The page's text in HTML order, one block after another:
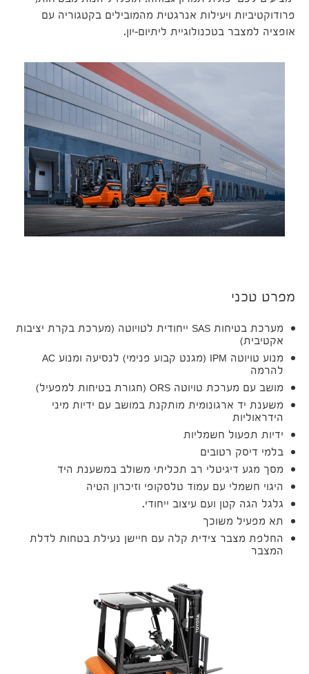
פרודוקטיביות ויעילות אנרגטית מהמובילים בקטגוריה עם
אופציה למצבר בטכנולוגיית ליתיום-יון.
מפרט טכני
מערכת בטיחות SAS ייחודית לטויוטה (מערכת בקרת יציבות
אקטיבית)
מנוע טויוטה IPM (מגנט קבוע פנימי) לנסיעה ומנוע AC
להרמה
מושב עם מערכת טויוטה ORS (חגורת בטיחות למפעיל)
משענת יד ארגונומית מותקנת במושב עם ידיות מיני
הידראוליות
ידיות תפעול חשמליות
בלמי דיסק רטובים
מסך מגע דיגיטלי רב תכליתי משולב במשענת היד
היגוי חשמלי עם עמוד טלסקופי וזיכרון הטיה
גלגל הגה קטן ועם עיצוב ייחודי.
תא מפעיל משוכך
החלפת מצבר צידית קלה עם חיישן נעילת בטחות לדלת
המצבר